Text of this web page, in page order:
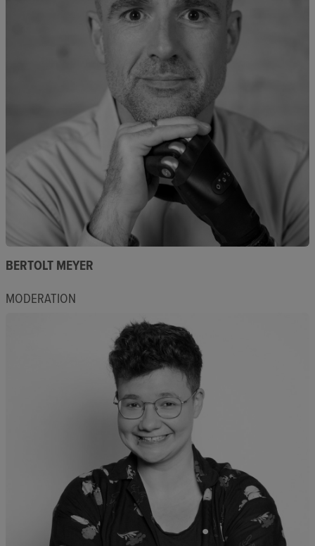
BERTOLT MEYER
MODERATION